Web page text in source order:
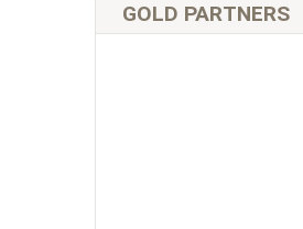
GOLD PARTNERS